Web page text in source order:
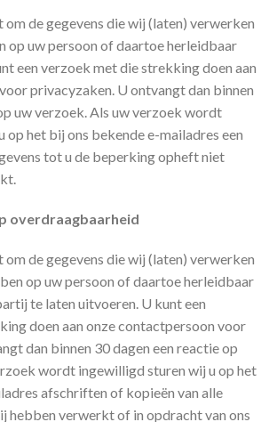
de gegevens die wij (laten) verwerken
op uw persoon of daartoe herleidbaar
een verzoek met die strekking doen aan
privacyzaken. U ontvangt dan binnen
uw verzoek. Als uw verzoek wordt
op het bij ons bekende e-mailadres een
tot u de beperking opheft niet
overdraagbaarheid
de gegevens die wij (laten) verwerken
op uw persoon of daartoe herleidbaar
te laten uitvoeren. U kunt een
doen aan onze contactpersoon voor
dan binnen 30 dagen een reactie op
wordt ingewilligd sturen wij u op het
afschriften of kopieën van alle
hebben verwerkt of in opdracht van ons